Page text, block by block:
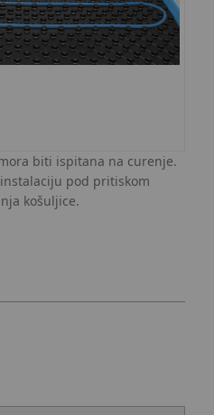
biti ispitana na curenje.
pod pritiskom
košuljice.